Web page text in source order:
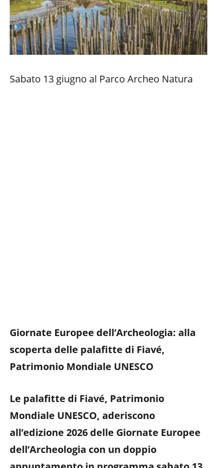
Sabato 13 giugno al Parco Archeo Natura
Giornate Europee dell’Archeologia: alla
scoperta delle palafitte di Fiavé,
Patrimonio Mondiale UNESCO
Le palafitte di Fiavé, Patrimonio
Mondiale UNESCO, aderiscono
all’edizione 2026 delle Giornate Europee
dell’Archeologia con un doppio